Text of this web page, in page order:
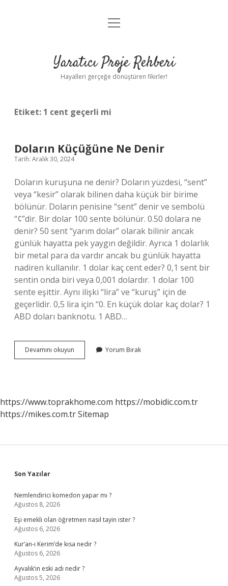
Anasayfa
Yasal Uyarı
menüyü
Yaratıcı Proje Rehberi
Hayalleri gerçeğe dönüştüren fikirler!
Etiket: 1 cent geçerli mi
Doların Küçüğüne Ne Denir
Tarih: Aralık 30, 2024
Doların kuruşuna ne denir? Doların yüzdesi, “sent”
veya “kesir” olarak bilinen daha küçük bir birime
bölünür. Doların penisine “sent” denir ve sembolü
“¢”dir. Bir dolar 100 sente bölünür. 0.50 dolara ne
denir? 50 sent “yarım dolar” olarak bilinir ancak
günlük hayatta pek yaygın değildir. Ayrıca 1 dolarlık
bir metal para da vardır ancak bu günlük hayatta
nadiren kullanılır. 1 dolar kaç cent eder? 0,1 sent bir
sentin onda biri veya 0,001 dolardır. 1 dolar 100
sente eşittir. Aynı ilişki “lira” ve “kuruş” için de
geçerlidir. 0,5 lira için “0. En küçük dolar kaç dolar? 1
ABD doları banknotu. 1 ABD…
Devamını okuyun
Küçüğüne
Yorum Bırak
https://www.toprakhome.com https://mobidic.com.tr
https://mikes.com.trSitemap
Sidebar
Son Yazılar
Nemlendirici komedon yapar mı ?
Ağustos 8, 2026
Eşi emekli olan öğretmen nasıl tayin ister ?
Ağustos 6, 2026
Kur’an-ı Kerim’de kısa nedir ?
Ağustos 6, 2026
Ayvalık’ın eski adı nedir ?
Ağustos 5, 2026